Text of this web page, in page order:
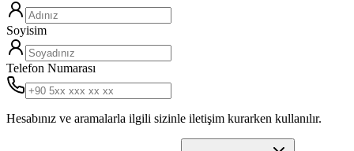
Soyisim
Telefon Numarası
Hesabınız ve aramalarla ilgili sizinle iletişim kurarken kullanılır.